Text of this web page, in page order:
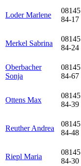
Loder Marlene
08145
84-17
Merkel Sabrina
08145
84-24
Oberbacher
Sonja
08145
84-67
Ottens Max
08145
84-39
Reuther Andrea
08145
84-48
Riepl Maria
08145
84-30